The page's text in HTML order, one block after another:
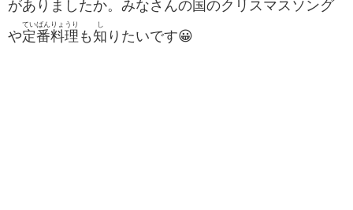
がありましたか。みなさんの国のクリスマスソング
や定番
ていばん
料理
りょうり
も 知
し
りたいです😀